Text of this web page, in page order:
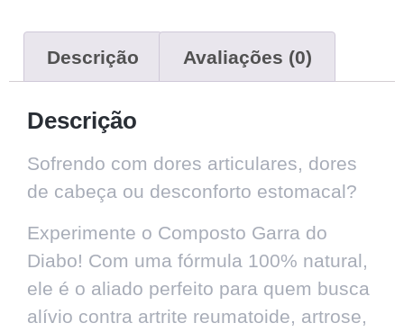
Descrição Avaliações (0)
Descrição
Sofrendo com dores articulares, dores
de cabeça ou desconforto estomacal?
Experimente o Composto Garra do
Diabo! Com uma fórmula 100% natural,
ele é o aliado perfeito para quem busca
alívio contra artrite reumatoide, artrose,